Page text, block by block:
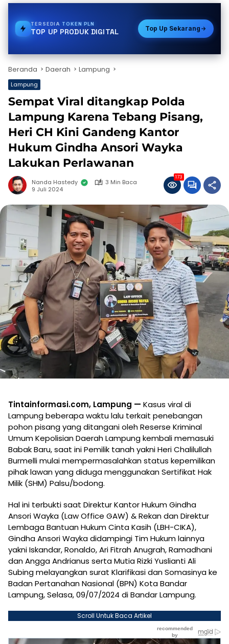
TERSEDIA STREAMING
TOP UP PRODUK DIGITAL Top Up Sekarang
Beranda Daerah Lampung
Lampung
Sempat Viral ditangkap Polda
Lampung Karena Tebang Pisang,
Heri CH Kini Gandeng Kantor
Hukum Gindha Ansori Wayka
Lakukan Perlawanan
Nanda Hastedy
3 Min Baca
9 Juli 2024
173
Tintainformasi.com, Lampung — Kasus viral di
Lampung beberapa waktu lalu terkait penebangan
pohon pisang yang ditangani oleh Reserse Kriminal
Umum Kepolisian Daerah Lampung kembali memasuki
Babak Baru, saat ini Pemilik tanah yakni Heri Chalilullah
Burmelli mulai mempermasalahkan status kepemilikan
pihak lawan yang diduga menggunakan Sertifikat Hak
Milik (SHM) Palsu/bodong.
Hal ini terbukti saat Direktur Kantor Hukum Gindha
Ansori Wayka (Law Office GAW) & Rekan dan Direktur
Lembaga Bantuan Hukum Cinta Kasih (LBH-CIKA),
Gindha Ansori Wayka didampingi Tim Hukum lainnya
yakni Iskandar, Ronaldo, Ari Fitrah Anugrah, Ramadhani
dan Angga Andrianus serta Mutia Rizki Yuslianti Ali
Subing melayangkan surat Klarifikasi dan Somasinya ke
Badan Pertanahan Nasional (BPN) Kota Bandar
Lampung, Selasa, 09/07/2024 di Bandar Lampung.
Scroll Untuk Baca Artikel